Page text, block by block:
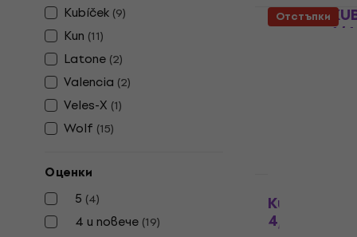
Kubíček (9)
Kun (11)
Latone (2)
Valencia (2)
Veles-X (1)
Wolf (15)
Оценки
5 (4)
4 и повече (19)
Kubíček
рамото 4/4
Отстъпки
Kun KVI5
4/4